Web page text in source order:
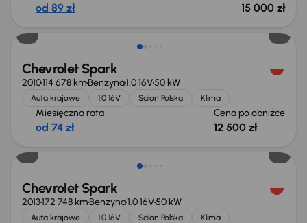
od 89 zł 15 000 zł
Taniej o 500 zł
Chevrolet Spark
2010114 678 kmBenzyna1.0 16V50 kW
Auta krajowe 1.0 16V Salon Polska Klima
Miesięczna rata
od 74 zł
Cena po obniżce
12 500 zł
Chevrolet Spark
2013172 748 kmBenzyna1.0 16V50 kW
Auta krajowe 1.0 16V Salon Polska
Klima